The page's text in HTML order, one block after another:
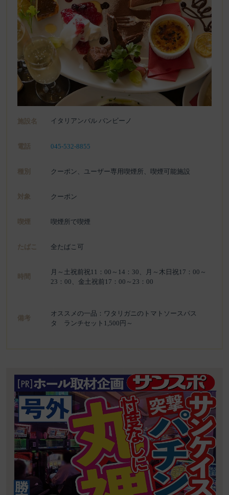
施設名 イタリアンバル バンビーノ
電話 045-532-8855
種別 クーポン、ユーザー専用喫煙所、喫煙可能施設
対象 クーポン
喫煙 喫煙所で喫煙
たばこ 全たばこ可
時間
月～土祝前祝11：00～14：30、月～木日祝17：00～
23：00、金土祝前17：00～23：00
備考
オススメの一品：ワタリガニのトマトソースパス
タ ランチセット1,500円～